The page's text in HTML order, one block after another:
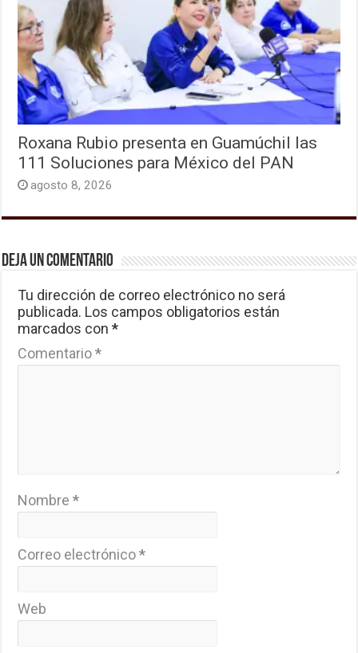
Roxana Rubio presenta en Guamúchil las
111 Soluciones para México del PAN
agosto 8, 2026
Deja un comentario
Tu dirección de correo electrónico no será
publicada. Los campos obligatorios están
marcados con*
Comentario*
Nombre*
Correo electrónico*
Web